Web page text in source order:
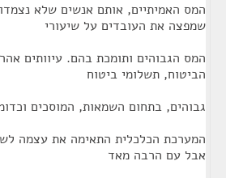
המס האמיתיים, אותם אנשים שלא
שמפצה את העובדים על שיעורי
המס הגבוהים ותומכת בהם. עיוותים
הביטוח, תשלומי ביטוח
גבוהים, בתחום השמאות, המוסכים
המערכת הכלכלית התאימה את עצמה
אבל עם הרבה מאד